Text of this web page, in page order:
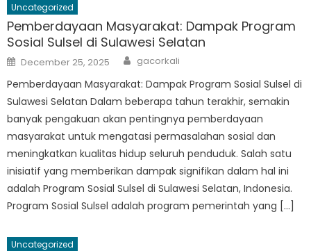
Uncategorized
Pemberdayaan Masyarakat: Dampak Program
Sosial Sulsel di Sulawesi Selatan
Posted
on
December 25, 2025 Author
gacorkali
Pemberdayaan Masyarakat: Dampak Program Sosial Sulsel di
Sulawesi Selatan Dalam beberapa tahun terakhir, semakin
banyak pengakuan akan pentingnya pemberdayaan
masyarakat untuk mengatasi permasalahan sosial dan
meningkatkan kualitas hidup seluruh penduduk. Salah satu
inisiatif yang memberikan dampak signifikan dalam hal ini
adalah Program Sosial Sulsel di Sulawesi Selatan, Indonesia.
Program Sosial Sulsel adalah program pemerintah yang […]
Uncategorized